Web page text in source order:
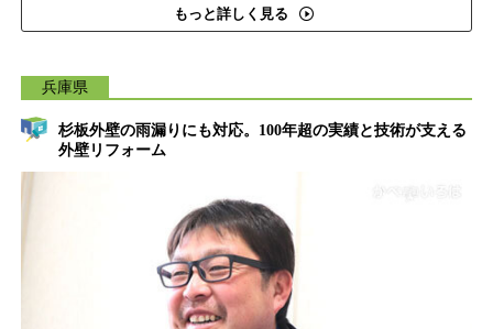
もっと詳しく見る
兵庫県
杉板外壁の雨漏りにも対応。100年超の実績と技術が支える
外壁リフォーム